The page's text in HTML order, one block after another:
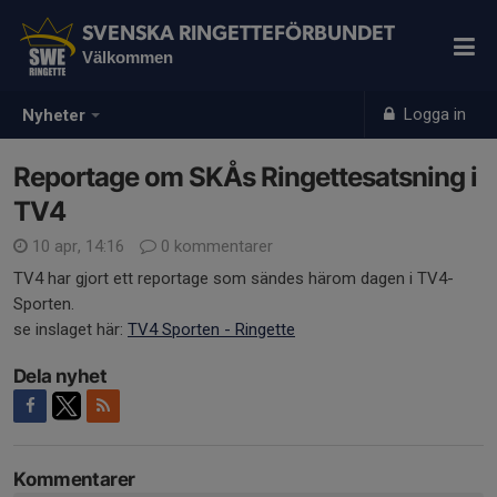
Nyheter Logga in
SVENSKA RINGETTEFÖRBUNDET
Välkommen
Reportage om SKÅs Ringettesatsning i
TV4
10 apr, 14:16
0 kommentarer
TV4 har gjort ett reportage som sändes härom dagen i TV4-
Sporten.
se inslaget här: TV4 Sporten - Ringette
Dela nyhet
Kommentarer